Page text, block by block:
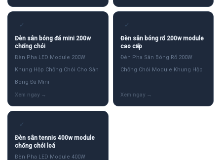
✓
Đèn sân bóng đá mini 200w
chống chói
Đèn Pha LED Module 200W
Khung Hộp Chống Chói Cho Sân
Bóng Đá Mini
✓
Đèn sân bóng rổ 200w module
cao cấp
Đèn Pha Sân Bóng Rổ 200W
Chống Chói Module Khung Hộp
✓
Đèn sân tennis 400w module
chống chói loá
Đèn Pha LED Module 400W